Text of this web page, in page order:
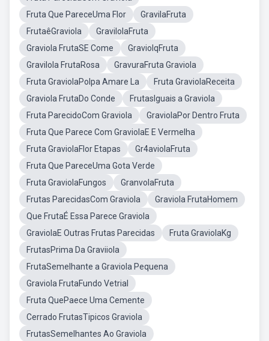
Fruta Que PareceUma Flor
GravilaFruta
FrutaêGraviola
GravilolaFruta
Graviola FrutaSE Come
GraviolqFruta
Gravilola FrutaRosa
GravuraFruta Graviola
Fruta GraviolaPolpa Amare La
Fruta GraviolaReceita
Graviola FrutaDo Conde
FrutasIguais a Graviola
Fruta ParecidoCom Graviola
GraviolaPor Dentro Fruta
Fruta Que Parece Com GraviolaE E Vermelha
Fruta GraviolaFlor Etapas
Gr4aviolaFruta
Fruta Que PareceUma Gota Verde
Fruta GraviolaFungos
GranvolaFruta
Frutas ParecidasCom Graviola
Graviola FrutaHomem
Que FrutaÉ Essa Parece Graviola
GraviolaE Outras Frutas Parecidas
Fruta GraviolaKg
FrutasPrima Da Graviiola
FrutaSemelhante a Graviola Pequena
Graviola FrutaFundo Vetrial
Fruta QuePaece Uma Cemente
Cerrado FrutasTipicos Graviola
FrutasSemelhantes Ao Graviola